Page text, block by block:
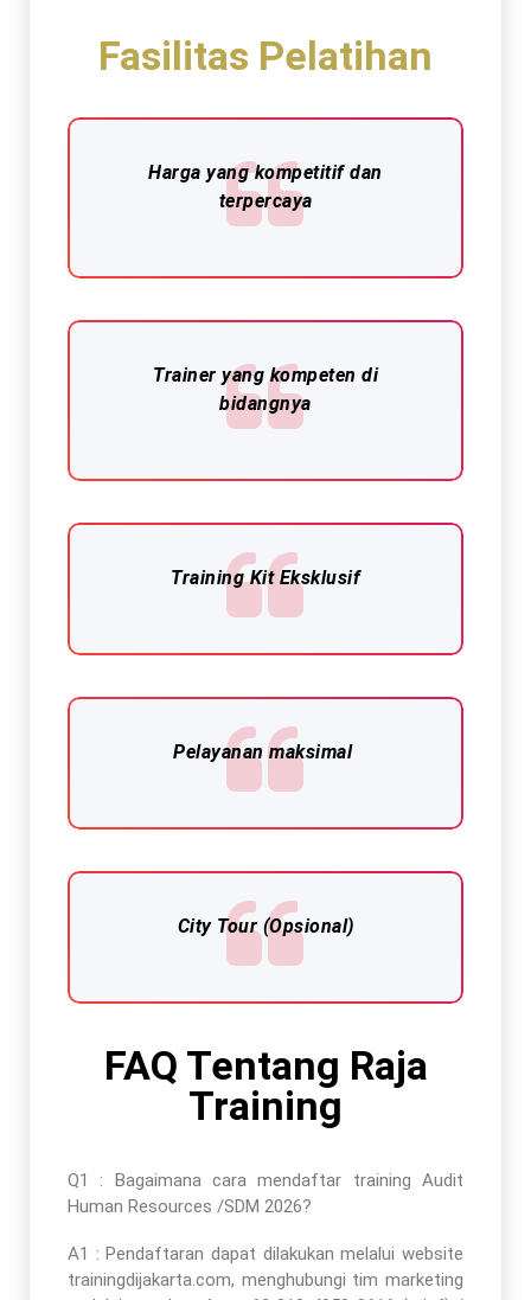
Fasilitas Pelatihan
Harga yang kompetitif dan
terpercaya
Trainer yang kompeten di
bidangnya
Training Kit Eksklusif​
Pelayanan maksimal
City Tour (Opsional)
FAQ Tentang Raja
Training
Q1 : Bagaimana cara mendaftar training Audit
Human Resources /SDM 2026?
A1 : Pendaftaran dapat dilakukan melalui website
trainingdijakarta.com, menghubungi tim marketing